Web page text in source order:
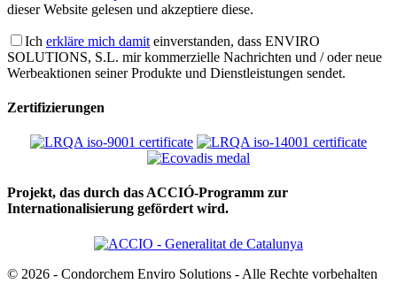
dieser Website gelesen und akzeptiere diese.
Ich erkläre mich damit einverstanden, dass ENVIRO
SOLUTIONS, S.L. mir kommerzielle Nachrichten und / oder neue
Werbeaktionen seiner Produkte und Dienstleistungen sendet.
Zertifizierungen
Projekt, das durch das ACCIÓ-Programm zur
Internationalisierung gefördert wird.
© 2026 - Condorchem Enviro Solutions - Alle Rechte vorbehalten